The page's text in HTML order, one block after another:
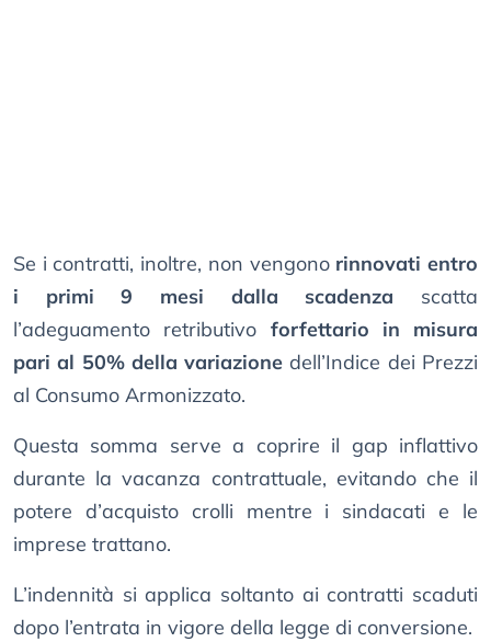
Se i contratti, inoltre, non vengono rinnovati entro
i primi 9 mesi dalla scadenza scatta
l’adeguamento retributivo forfettario in misura
pari al 50% della variazione dell’Indice dei Prezzi
al Consumo Armonizzato.
Questa somma serve a coprire il gap inflattivo
durante la vacanza contrattuale, evitando che il
potere d’acquisto crolli mentre i sindacati e le
imprese trattano.
L’indennità si applica soltanto ai contratti scaduti
dopo l’entrata in vigore della legge di conversione.